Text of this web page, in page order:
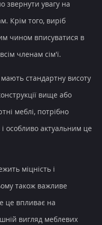
звернути увагу на
Крім того, виріб
чином вписуватися в
членам сім'ї.
стандартну висоту
вище або
меблі, потрібно
особливо актуальним це
міцність і
також важливе
це впливає на
вигляд меблевих